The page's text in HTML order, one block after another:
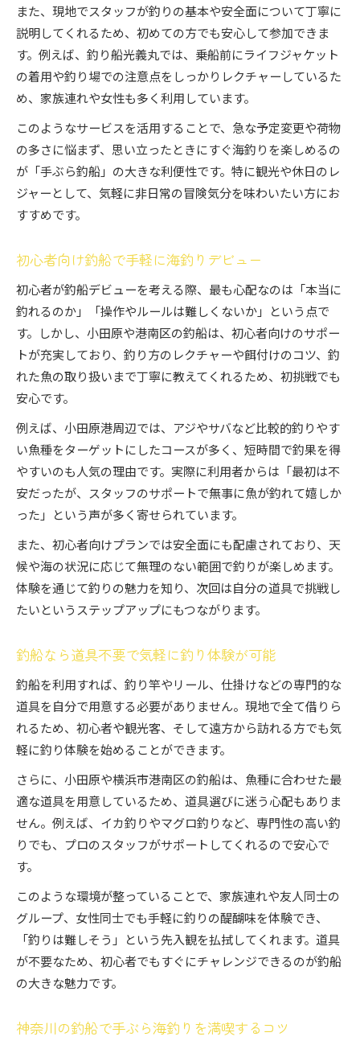
また、現地でスタッフが釣りの基本や安全面について丁寧に
説明してくれるため、初めての方でも安心して参加できま
す。例えば、釣り船光義丸では、乗船前にライフジャケット
の着用や釣り場での注意点をしっかりレクチャーしているた
め、家族連れや女性も多く利用しています。
このようなサービスを活用することで、急な予定変更や荷物
の多さに悩まず、思い立ったときにすぐ海釣りを楽しめるの
が「手ぶら釣船」の大きな利便性です。特に観光や休日のレ
ジャーとして、気軽に非日常の冒険気分を味わいたい方にお
すすめです。
初心者向け釣船で手軽に海釣りデビュー
初心者が釣船デビューを考える際、最も心配なのは「本当に
釣れるのか」「操作やルールは難しくないか」という点で
す。しかし、小田原や港南区の釣船は、初心者向けのサポー
トが充実しており、釣り方のレクチャーや餌付けのコツ、釣
れた魚の取り扱いまで丁寧に教えてくれるため、初挑戦でも
安心です。
例えば、小田原港周辺では、アジやサバなど比較的釣りやす
い魚種をターゲットにしたコースが多く、短時間で釣果を得
やすいのも人気の理由です。実際に利用者からは「最初は不
安だったが、スタッフのサポートで無事に魚が釣れて嬉しか
った」という声が多く寄せられています。
また、初心者向けプランでは安全面にも配慮されており、天
候や海の状況に応じて無理のない範囲で釣りが楽しめます。
体験を通じて釣りの魅力を知り、次回は自分の道具で挑戦し
たいというステップアップにもつながります。
釣船なら道具不要で気軽に釣り体験が可能
釣船を利用すれば、釣り竿やリール、仕掛けなどの専門的な
道具を自分で用意する必要がありません。現地で全て借りら
れるため、初心者や観光客、そして遠方から訪れる方でも気
軽に釣り体験を始めることができます。
さらに、小田原や横浜市港南区の釣船は、魚種に合わせた最
適な道具を用意しているため、道具選びに迷う心配もありま
せん。例えば、イカ釣りやマグロ釣りなど、専門性の高い釣
りでも、プロのスタッフがサポートしてくれるので安心で
す。
このような環境が整っていることで、家族連れや友人同士の
グループ、女性同士でも手軽に釣りの醍醐味を体験でき、
「釣りは難しそう」という先入観を払拭してくれます。道具
が不要なため、初心者でもすぐにチャレンジできるのが釣船
の大きな魅力です。
神奈川の釣船で手ぶら海釣りを満喫するコツ